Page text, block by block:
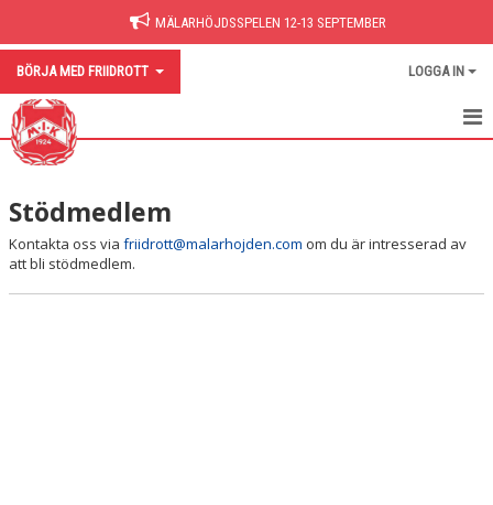
MÄLARHÖJDSSPELEN 12-13 SEPTEMBER
BÖRJA MED FRIIDROTT LOGGA IN
VÄLKOMMEN
FRIIDROTTSSKOLAN
FRIIDROTTSLEK 5-6 ÅR
Stödmedlem
Kontakta oss via friidrott@malarhojden.com om du är intresserad av
att bli stödmedlem.